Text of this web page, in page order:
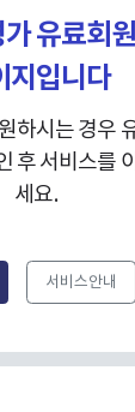
유료회
지입니다
하시는 경우
후 서비스를
세요.
서비스안내